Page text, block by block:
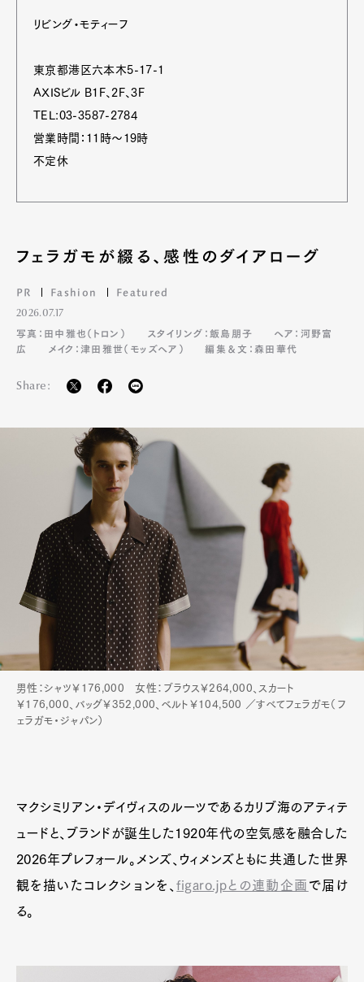
リビング・モティーフ
東京都港区六本木5-17-1
AXISビル B1F、2F、3F
TEL:03-3587-2784
営業時間：11時～19時
不定休
フェラガモが綴る、感性のダイアローグ
PR Fashion Featured
2026.07.17
写真：田中雅也（トロン）
スタイリング：飯島朋子
ヘア：河野富
広
メイク：津田雅世（モッズヘア） 編集＆文：森田華代
Share:
男性：シャツ￥176,000 女性：ブラウス￥264,000、スカート
￥176,000、バッグ￥352,000、ベルト￥104,500 ／すべてフェラガモ（フ
ェラガモ・ジャパン）
マクシミリアン・デイヴィスのルーツであるカリブ海のアティテ
ュードと、ブランドが誕生した1920年代の空気感を融合した
2026年プレフォール。メンズ、ウィメンズともに共通した世界
観を描いたコレクションを、figaro.jpとの連動企画 で届け
る。